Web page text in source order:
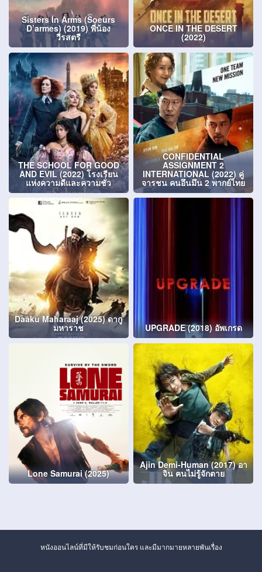
Sisters In Arms (Soeurs
D’armes) (2019) พี่น้อง
วีรสตรี
ONCE IN THE DESERT
(2022)
THE SCHOOL FOR GOOD
AND EVIL (2022) โรงเรียน
แห่งความดีและความชั่ว
CONFIDENTIAL
ASSIGNMENT 2
INTERNATIONAL (2022) คู่
จารชน คนอึนมึน 2 พากย์ไทย
Daaku Maharaaj (2025) ดากู
มหาราช UPGRADE (2018) อัพเกรด
Lone Samurai (2025)
Ajin Demi-Human (2017) อา
จิน ฅนไม่รู้จักตาย
หนังออนไลน์ที่มีให้รับชมก่อนใคร และมีมากมายหลายพันเรื่อง